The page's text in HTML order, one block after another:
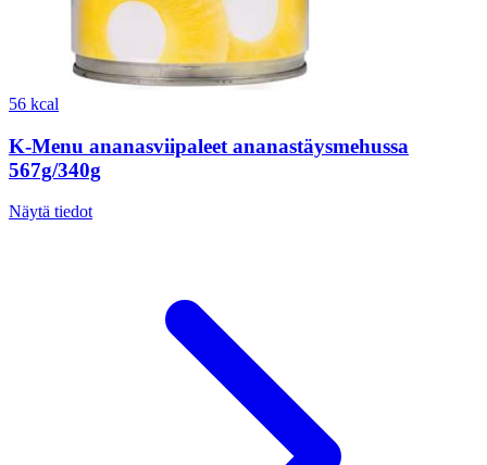
56 kcal
K-Menu ananasviipaleet ananastäysmehussa
567g/340g
Näytä tiedot